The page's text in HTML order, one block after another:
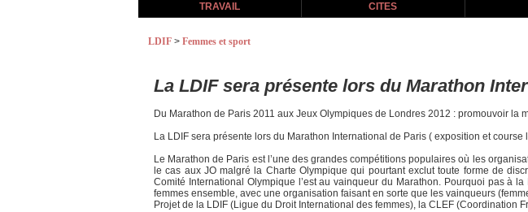
TRAVAIL
CITES
LDIF > Femmes et sport
La LDIF sera présente lors du Marathon
Du Marathon de Paris 2011 aux Jeux Olympiques de Londres 2012 : promouvoir la
La LDIF sera présente lors du Marathon International de Paris ( exposition et
Le Marathon de Paris est l’une des grandes compétitions populaires où les
le cas aux JO malgré la Charte Olympique qui pourtant exclut toute forme de
Comité International Olympique l’est au vainqueur du Marathon. Pourquoi pas à
femmes ensemble, avec une organisation faisant en sorte que les vainqueurs
Projet de la LDIF (Ligue du Droit International des femmes), la CLEF (Coordination